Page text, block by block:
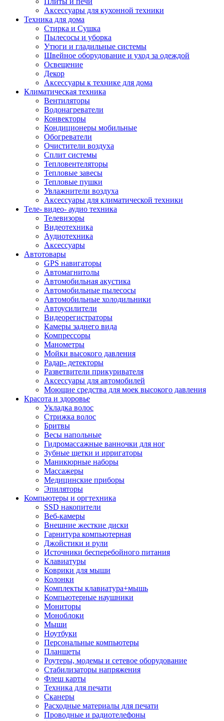
Аксессуары для кухонной техники
Техника для дома
Стирка и Сушка
Пылесосы и уборка
Утюги и гладильные системы
Швейное оборудование и уход за одеждой
Освещение
Декор
Аксессуары к технике для дома
Климатическая техника
Вентиляторы
Водонагреватели
Конвекторы
Кондиционеры мобильные
Обогреватели
Очистители воздуха
Сплит системы
Тепловентеляторы
Тепловые завесы
Тепловые пушки
Увлажнители воздуха
Аксессуары для климатической техники
Теле- видео- аудио техника
Телевизоры
Видеотехника
Аудиотехника
Аксессуары
Автотовары
GPS навигаторы
Автомагнитолы
Автомобильная акустика
Автомобильные пылесосы
Автомобильные холодильники
Автоусилители
Видеорегистраторы
Камеры заднего вида
Компрессоры
Манометры
Мойки высокого давления
Радар- детекторы
Разветвители прикуривателя
Аксессуары для автомобилей
Моющие средства для моек высокого давления
Красота и здоровье
Укладка волос
Стрижка волос
Бритвы
Весы напольные
Гидромассажные ванночки для ног
Зубные щетки и ирригаторы
Маникюрные наборы
Массажеры
Медицинские приборы
Эпиляторы
Компьютеры и оргтехника
SSD накопители
Веб-камеры
Внешние жесткие диски
Гарнитура компьютерная
Джойстики и рули
Источники бесперебойного питания
Клавиатуры
Коврики для мыши
Колонки
Комплекты клавиатура+мышь
Компьютерные наушники
Мониторы
Моноблоки
Мыши
Ноутбуки
Персональные компьютеры
Планшеты
Роутеры, модемы и сетевое оборудование
Стабилизаторы напряжения
Флеш карты
Техника для печати
Сканеры
Расходные материалы для печати
Проводные и радиотелефоны